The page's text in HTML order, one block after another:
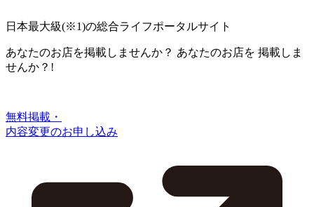
日本最大級(※1)の総合ライフポータルサイト
あなたのお店を掲載しませんか？ あなたのお店を 掲載しま
せんか？!
無料掲載・
内容変更のお申し込み